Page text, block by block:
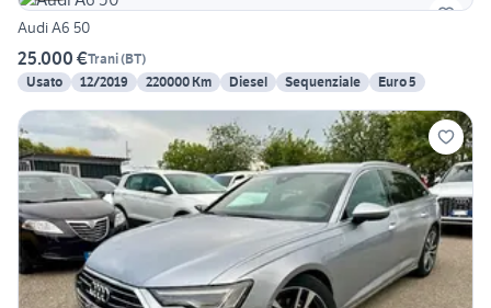
Audi A6 50
25.000 €Trani(BT)
Usato
12/2019 220000 Km Diesel Sequenziale Euro 5